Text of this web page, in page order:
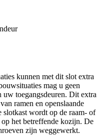
kunnen met dit slot extra
mag u geen
uw toegangsdeuren. Dit extra
ramen en openslaande
slotkast wordt op de raam- of
het betreffende kozijn. De
zijn weggewerkt.